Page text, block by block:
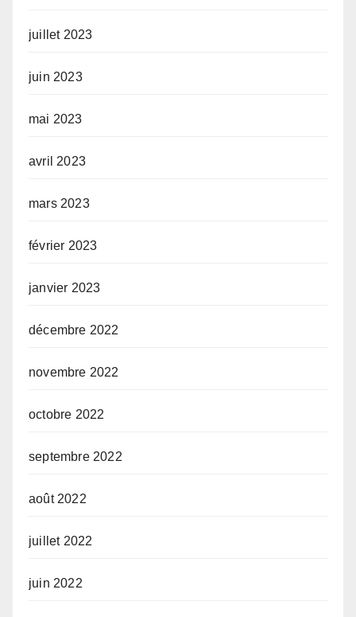
juillet 2023
juin 2023
mai 2023
avril 2023
mars 2023
février 2023
janvier 2023
décembre 2022
novembre 2022
octobre 2022
septembre 2022
août 2022
juillet 2022
juin 2022